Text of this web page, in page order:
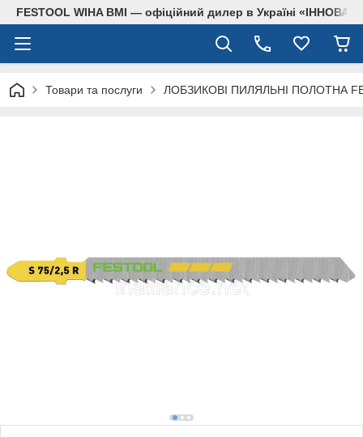
FESTOOL WIHA BMI — офіційний дилер в Україні
Товари та послуги ЛОБЗИКОВІ ПИЛЯЛЬНІ ПОЛОТНА